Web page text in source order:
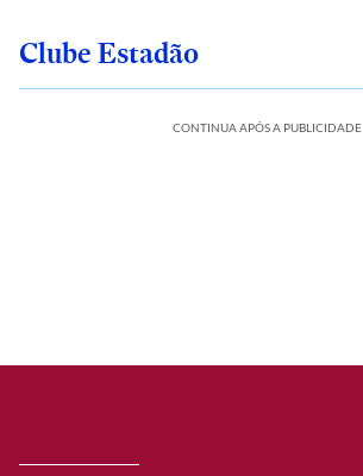
Clube Estadão
CONTINUA APÓS A PUBLICIDADE